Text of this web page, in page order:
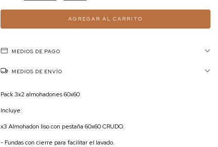
MEDIOS DE PAGO
MEDIOS DE ENVÍO
Pack 3x2 almohadones 60x60
Incluye:
x3 Almohadon liso con pestaña 60x60 CRUDO.
- Fundas con cierre para facilitar el lavado.